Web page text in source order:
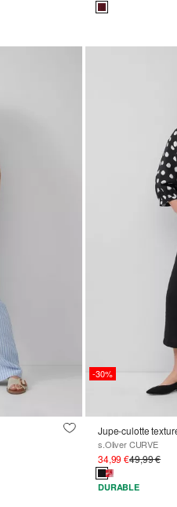
-30%
Jupe-culotte
s.Oliver CURVE
34,99 €49,99 €
DURABLE